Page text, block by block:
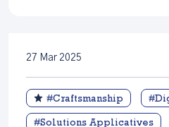
27 Mar 2025
#Craftsmanship
#Solutions Applicatives